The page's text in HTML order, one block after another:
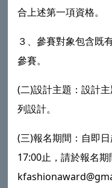
合上述第一項資格。
３、參賽對象包含既
參賽。
(二)設計主題：設計
列設計。
(三)報名期間：自即
17:00止，請於報名期